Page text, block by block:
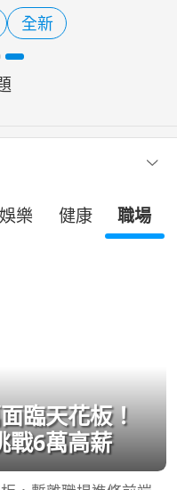
豐收的季節；此時梧桐
「落一葉而知
全新
娛樂 健康 職場
臨天花板！
戰6萬高薪